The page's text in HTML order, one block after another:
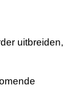
uitbreiden,